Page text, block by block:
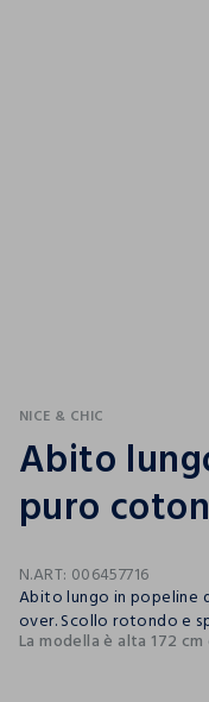
NICE & CHIC
Abito
puro
N.ART: 006457716
Abito lungo in popeline
over. Scollo rotondo e
La modella è alta 172 cm